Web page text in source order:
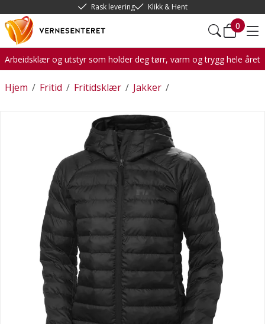
Rask levering Klikk & Hent
0
Arbeidsklær og utstyr som holder deg tørr, varm og trygg hele året
/
Hjem /
Fritid /
Fritidsklær /
Jakker